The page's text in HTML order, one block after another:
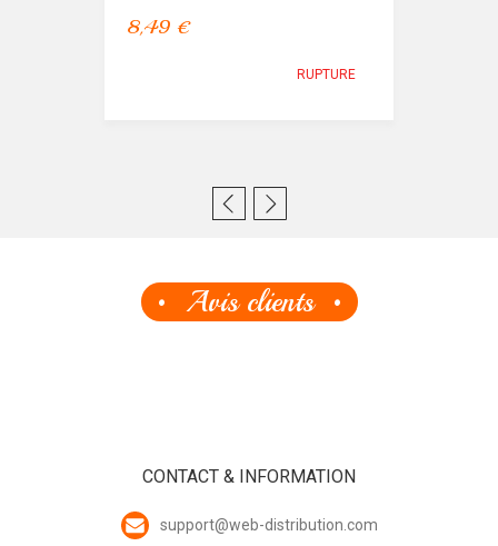
8,49 €
RUPTURE
Avis clients
CONTACT & INFORMATION
support@web-distribution.com